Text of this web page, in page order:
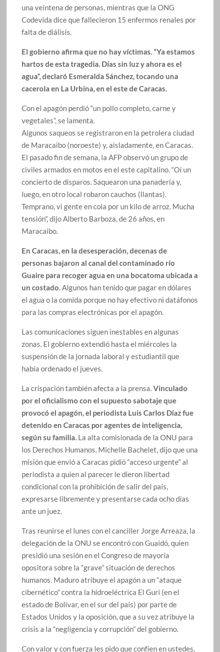
una veintena de personas, mientras que la ONG
Codevida dice que fallecieron 15 enfermos renales por
falta de diálisis.
El gobierno afirma que no hay víctimas. “Ya estamos
hartos de esta tragedia. Días sin luz y ahora es el
agua”, declaró Esmeralda Sánchez, tocando una
cacerola en La Urbina, en el este de Caracas.
Con el apagón perdió “un pollo completo, carne y
vegetales”, se lamenta.
Algunos saqueos se registraron en la petrolera ciudad
de Maracaibo (noroeste) y, aisladamente, en Caracas.
El pasado fin de semana, la AFP observó un grupo de
civiles armados en motos en el este capitalino. “Oí un
concierto de disparos. Saquearon una panadería y,
luego, en otro local robaron cauchos (llantas).
Temprano, vi gente en cola por un kilo de arroz. Mucha
tensión”, dijo Alberto Barboza, de 26 años, en
Maracaibo.
En Caracas, en la desesperación, decenas de
personas bajaron al canal del contaminado río
Guaire para recoger agua en una bocatoma ubicada a
un costado. Algunos han tenido que pagar en dólares
el agua o la comida porque no hay efectivo ni datáfonos
para las compras electrónicas por el apagón.
Las comunicaciones siguen inestables en algunas
zonas. El gobierno extendió hasta el miércoles la
suspensión de la jornada laboral y estudiantil que
había ordenado el jueves.
La crispación también afecta a la prensa.Vinculado
por el oficialismo con el supuesto sabotaje que
provocó el apagón, el periodista Luis Carlos Díaz fue
detenido en Caracas por agentes de inteligencia,
según su familia. La alta comisionada de la ONU para
los Derechos Humanos, Michelle Bachelet, dijo que una
misión que envió a Caracas pidió “acceso urgente” al
periodista a quien al parecer le dieron libertad
condicional con la prohibición de salir del país,
expresarse libremente y presentarse cada ocho días
ante un juez.
Tras reunirse el lunes con el canciller Jorge Arreaza, la
delegación de la ONU se encontró con Guaidó, quien
presidió una sesión en el Congreso de mayoría
opositora sobre la “grave” situación de derechos
humanos. Maduro atribuye el apagón a un “ataque
cibernético” contra la hidroeléctrica El Guri (en el
estado de Bolívar, en el sur del país) por parte de
Estados Unidos y la oposición, que a su vez atribuye la
crisis a la “negligencia y corrupción” del gobierno.
Con valor y con fuerza les pido que confíen en ustedes,